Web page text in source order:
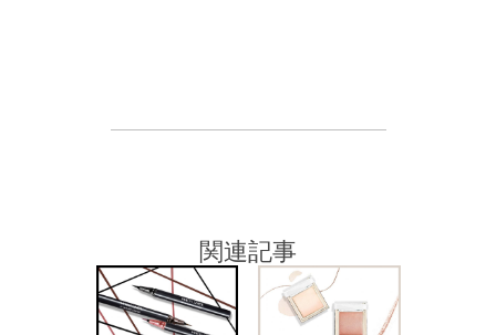
関連記事